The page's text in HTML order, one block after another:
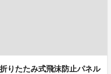
りたたみ式飛沫防止パネル